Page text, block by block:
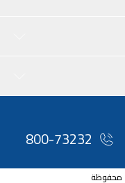
800-73232